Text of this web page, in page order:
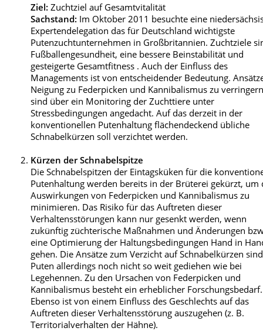
Ziel: Zuchtziel auf Gesamtvitalität
Sachstand: Im Oktober 2011 besuchte eine
Expertendelegation das für Deutschland wichtigste
Putenzuchtunternehmen in Großbritannien. Zuchtziele
Fußballengesundheit, eine bessere Beinstabilität und
gesteigerte Gesamtfitness . Auch der Einfluss des
Managements ist von entscheidender Bedeutung.
Neigung zu Federpicken und Kannibalismus zu
sind über ein Monitoring der Zuchttiere unter
Stressbedingungen angedacht. Auf das derzeit in der
konventionellen Putenhaltung flächendeckend übliche
Schnabelkürzen soll verzichtet werden.
Kürzen der Schnabelspitze
Die Schnabelspitzen der Eintagsküken für die
Putenhaltung werden bereits in der Brüterei gekürzt, um
Auswirkungen von Federpicken und Kannibalismus zu
minimieren. Das Risiko für das Auftreten dieser
Verhaltensstörungen kann nur gesenkt werden, wenn
zukünftig züchterische Maßnahmen und Änderungen
eine Optimierung der Haltungsbedingungen Hand in
gehen. Die Ansätze zum Verzicht auf Schnabelkürzen
Puten allerdings noch nicht so weit gediehen wie bei
Legehennen. Zu den Ursachen von Federpicken und
Kannibalismus besteht ein erheblicher Forschungsbedarf.
Ebenso ist von einem Einfluss des Geschlechts auf das
Auftreten dieser Verhaltensstörung auszugehen (z. B.
Territorialverhalten der Hähne).